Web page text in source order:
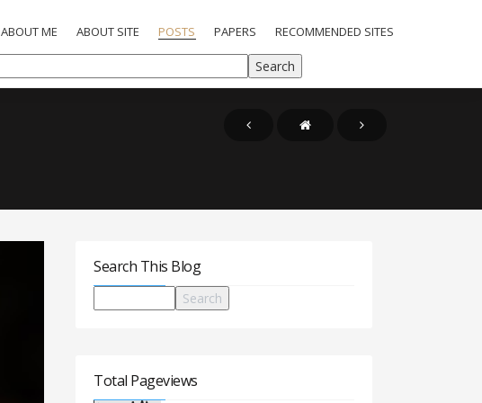
ABOUT ME ABOUT SITE POSTS PAPERS RECOMMENDED SITES
Search This Blog
Total Pageviews